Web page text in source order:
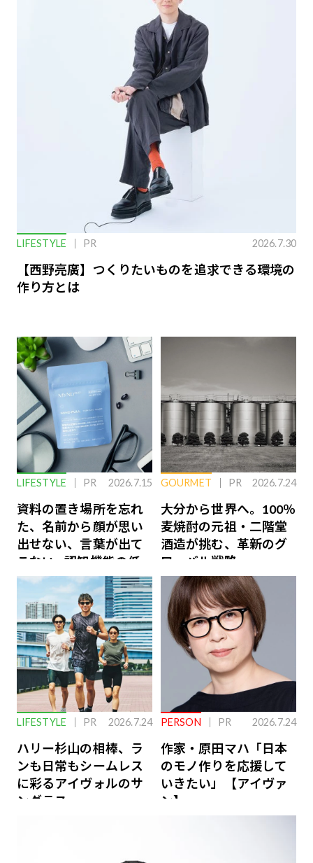
LIFESTYLE PR 2026.7.30
【西野亮廣】つくりたいものを追求できる環境の
作り方とは
LIFESTYLE PR 2026.7.15
資料の置き場所を忘れ
た、名前から顔が思い
出せない、言葉が出て
こない…認知機能の低
下を救う、脳のインナ
ーケアとは
GOURMET PR 2026.7.24
大分から世界へ。100％
麦焼酎の元祖・二階堂
酒造が挑む、革新のグ
ローバル戦略
LIFESTYLE PR 2026.7.24
ハリー杉山の相棒、ラ
ンも日常もシームレス
に彩るアイヴォルのサ
ングラス
PERSON PR 2026.7.24
作家・原田マハ「日本
のモノ作りを応援して
いきたい」【アイヴァ
ン】